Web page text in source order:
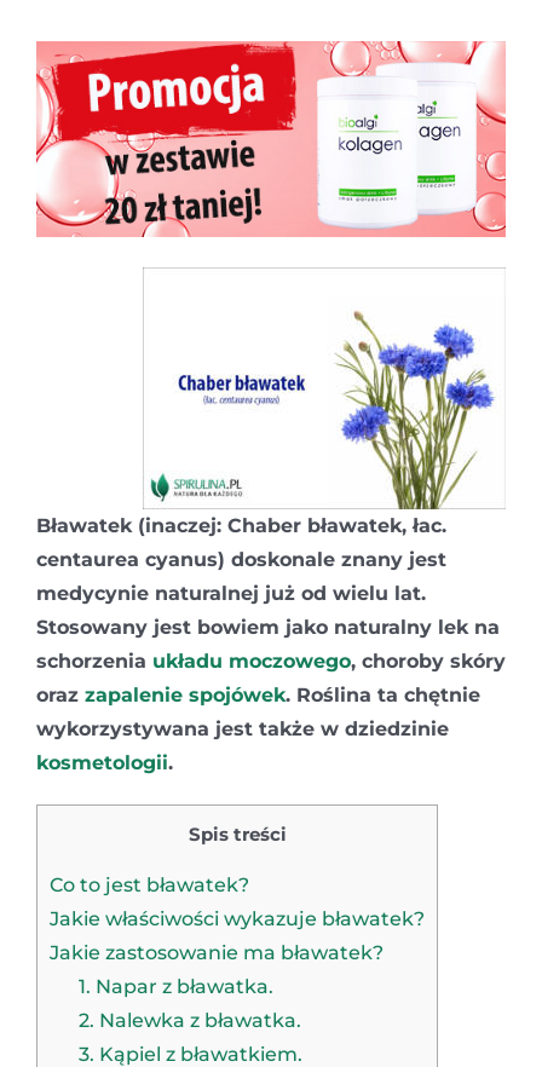
Bławatek (inaczej: Chaber bławatek, łac.
centaurea cyanus) doskonale znany jest
medycynie naturalnej już od wielu lat.
Stosowany jest bowiem jako naturalny lek na
schorzenia układu moczowego, choroby skóry
oraz zapalenie spojówek. Roślina ta chętnie
wykorzystywana jest także w dziedzinie
kosmetologii.
Spis treści
Co to jest bławatek?
Jakie właściwości wykazuje bławatek?
Jakie zastosowanie ma bławatek?
1. Napar z bławatka.
2. Nalewka z bławatka.
3. Kąpiel z bławatkiem.